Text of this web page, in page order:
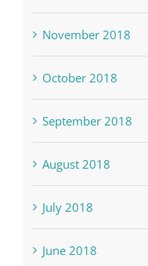
November 2018
October 2018
September 2018
August 2018
July 2018
June 2018